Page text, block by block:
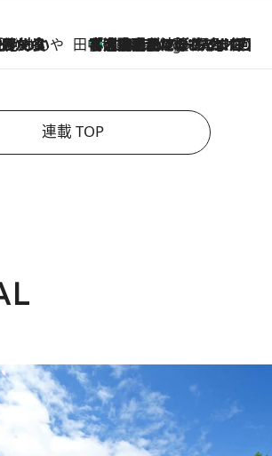
満喫
心を掴む新緑のテリーヌ 田中稲の勝手に再ブーム
9 Hours Ago
「湘南乃風に憧れて」観客大盛上がりの“タオル回し”に、ラッパー顔負けの高速歌唱まで…さだまさし（74）のアグレッシブすぎる現在地
連載 TOP